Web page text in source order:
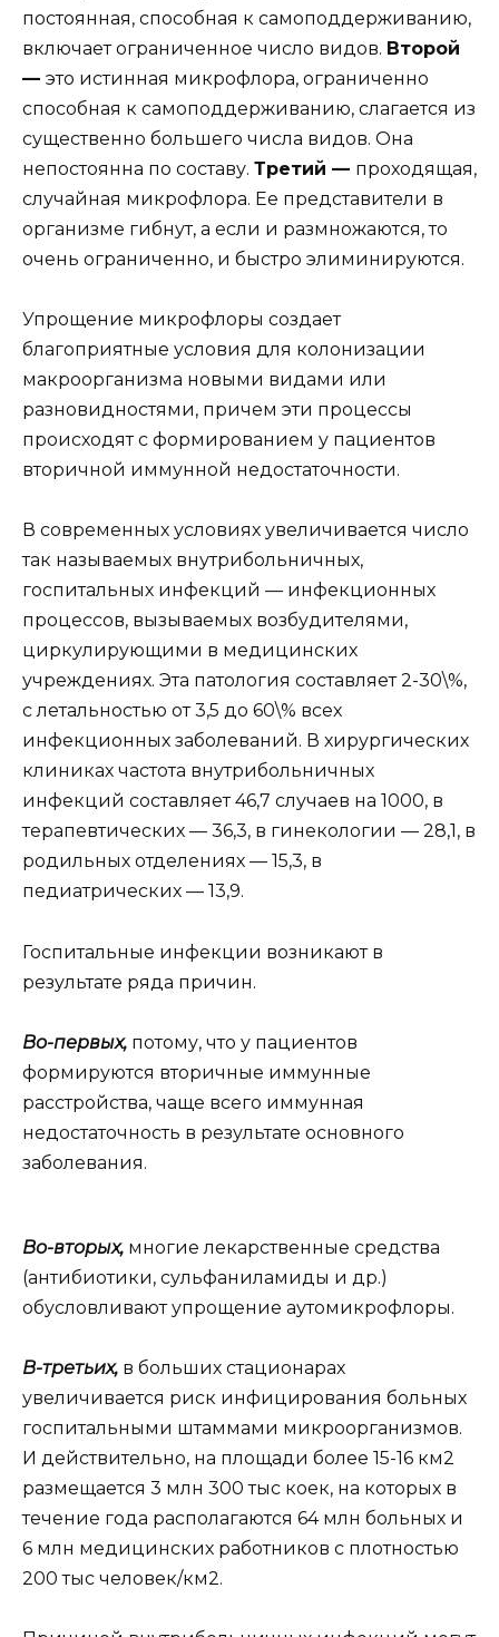
постоянная, способная к самоподдерживанию,
включает ограниченное число видов. Второй
— это истинная микрофлора, ограниченно
способная к самоподдерживанию, слагается из
существенно большего числа видов. Она
непостоянна по составу. Третий — проходящая,
случайная микрофлора. Ее представители в
организме гибнут, а если и размножаются, то
очень ограниченно, и быстро элиминируются.
Упрощение микрофлоры создает
благоприятные условия для колонизации
макроорганизма новыми видами или
разновидностями, причем эти процессы
происходят с формированием у пациентов
вторичной иммунной недостаточности.
В современных условиях увеличивается число
так называемых внутрибольничных,
госпитальных инфекций — инфекционных
процессов, вызываемых возбудителями,
циркулирующими в медицинских
учреждениях. Эта патология составляет 2-30\%,
с летальностью от 3,5 до 60\% всех
инфекционных заболеваний. В хирургических
клиниках частота внутрибольничных
инфекций составляет 46,7 случаев на 1000, в
терапевтических — 36,3, в гинекологии — 28,1, в
родильных отделениях — 15,3, в
педиатрических — 13,9.
Госпитальные инфекции возникают в
результате ряда причин.
Во-первых, потому, что у пациентов
формируются вторичные иммунные
расстройства, чаще всего иммунная
недостаточность в результате основного
заболевания.
Во-вторых, многие лекарственные средства
(антибиотики, сульфаниламиды и др.)
обусловливают упрощение аутомикрофлоры.
В-третьих, в больших стационарах
увеличивается риск инфицирования больных
госпитальными штаммами микроорганизмов.
И действительно, на площади более 15-16 км2
размещается 3 млн 300 тыс коек, на которых в
течение года располагаются 64 млн больных и
6 млн медицинских работников с плотностью
200 тыс человек/км2.